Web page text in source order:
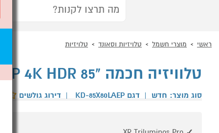
ראשי מוצרי חשמל טלויזיות וסאונד טלויזיות
טלוויזיה חכמה "85 SONY BRAVIA KD-85X80LAEP 4K HDR
סוג מוצר: חדש | דגם KD-85X80LAEP | דירוג גולשים